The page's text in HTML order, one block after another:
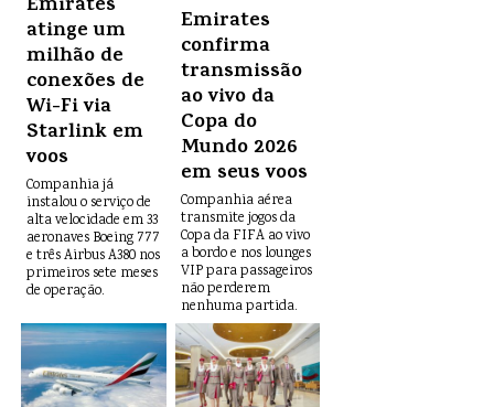
Emirates
atinge um
milhão de
conexões de
Wi-Fi via
Starlink em
voos
Companhia já
instalou o serviço de
alta velocidade em 33
aeronaves Boeing 777
e três Airbus A380 nos
primeiros sete meses
de operação.
Emirates
confirma
transmissão
ao vivo da
Copa do
Mundo 2026
em seus voos
Companhia aérea
transmite jogos da
Copa da FIFA ao vivo
a bordo e nos lounges
VIP para passageiros
não perderem
nenhuma partida.